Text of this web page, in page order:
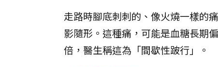
走路時腳底刺刺的、像火燒一樣的
影隨形。這種痛，可能是血糖長期
倍，醫生稱這為「間歇性跛行」。